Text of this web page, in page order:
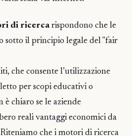
di ricercarispondono che le
sotto il principio legale del "fair
che consente l’utilizzazione
per scopi educativi o
chiaro se le aziende
reali vantaggi economici da
che i motori di ricerca